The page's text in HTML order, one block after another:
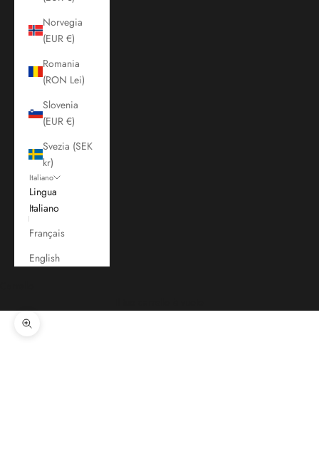
Norvegia
(EUR €)
Romania
(RON Lei)
Slovenia
(EUR €)
Svezia (SEK
kr)
Italiano
Lingua
Italiano
Français
English
Ingrandisci immagine